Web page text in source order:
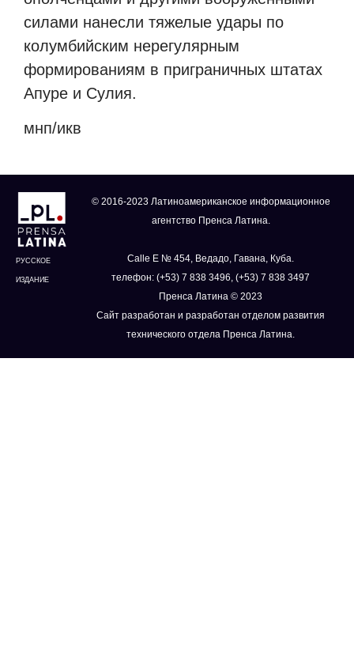
силами нанесли тяжелые удары по
колумбийским нерегулярным
формированиям в приграничных штатах
Апуре и Сулия.
мнп/икв
РУССКОЕ
ИЗДАНИЕ
© 2016-2023 Латиноамериканское информационное
агентство Пренса Латина.
Calle E № 454, Ведадо, Гавана, Куба.
телефон: (+53) 7 838 3496, (+53) 7 838 3497
Пренса Латина © 2023
Сайт разработан и разработан отделом развития
технического отдела Пренса Латина.